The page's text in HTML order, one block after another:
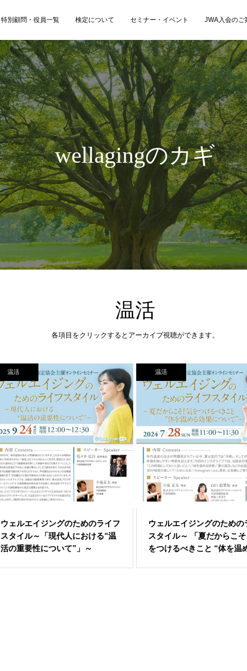
特別顧問・役員一覧 検定について セミナー・イベント JWA入会のご
wellagingのカギ
温活
温活
ウェルエイジングのためのライフ
スタイル～「現代人における“温
活の重要性について”」～
温活
ウェルエイジングのための
スタイル～ 「夏だからこ
をつけるべきこと “体を温